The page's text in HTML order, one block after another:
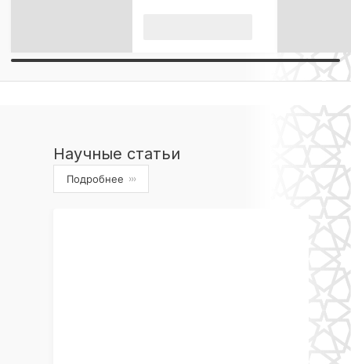
Научные статьи
Подробнее ›››